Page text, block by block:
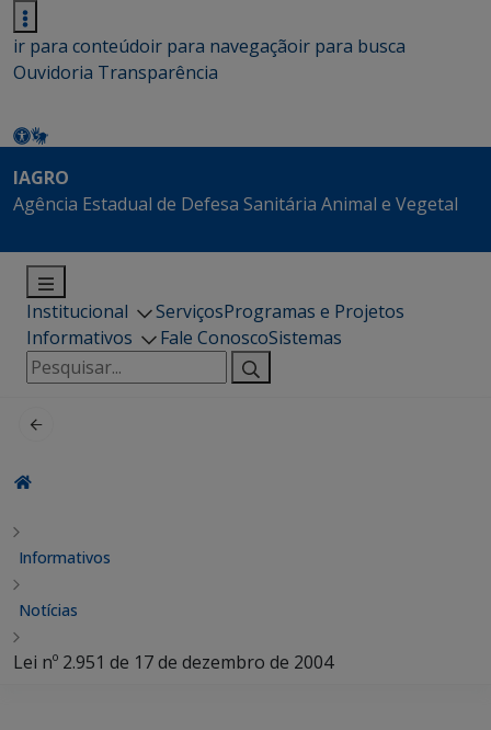
ir para conteúdoir para navegaçãoir para busca
Ouvidoria Transparência
IAGRO
Agência Estadual de Defesa Sanitária Animal e Vegetal
Institucional ServiçosProgramas e Projetos
Informativos
Fale ConoscoSistemas
Pesquisar
por:
Informativos
Notícias
Lei nº 2.951 de 17 de dezembro de 2004